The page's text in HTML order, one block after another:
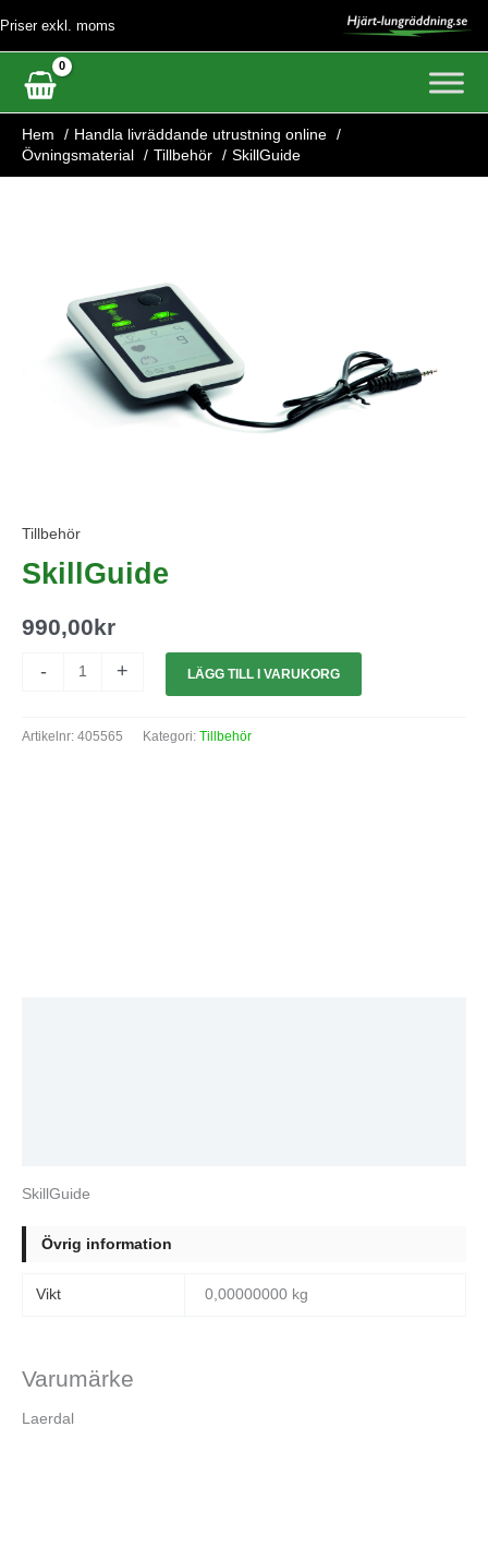
innehåll
Priser exkl. moms
Hem
Handla livräddande utrustning online
Övningsmaterial
Tillbehör SkillGuide
Tillbehör
SkillGuide
990,00kr
- + LÄGG TILL I VARUKORG
Artikelnr: 405565 Kategori: Tillbehör
SkillGuide
Övrig information
Vikt 0,00000000 kg
Varumärke
Laerdal